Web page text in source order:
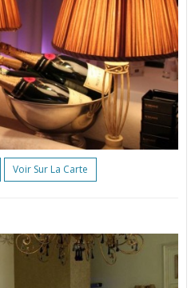
Voir Sur La Carte